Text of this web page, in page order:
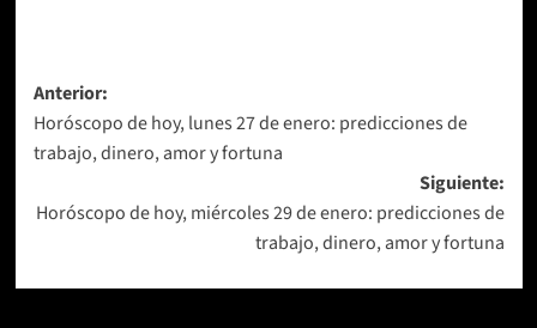
Navegación
de
entradas
Anterior:
Horóscopo de hoy, lunes 27 de enero: predicciones de
trabajo, dinero, amor y fortuna
Siguiente:
Horóscopo de hoy, miércoles 29 de enero: predicciones de
trabajo, dinero, amor y fortuna